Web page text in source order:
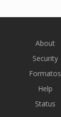
About
Security
Formatos
Help
Status